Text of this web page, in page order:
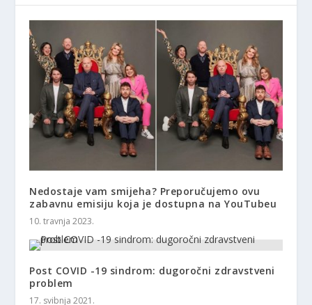
Nedostaje vam smijeha? Preporučujemo ovu
zabavnu emisiju koja je dostupna na YouTubeu
10. travnja 2023.
Post COVID -19 sindrom: dugoročni zdravstveni
problem
17. svibnja 2021.